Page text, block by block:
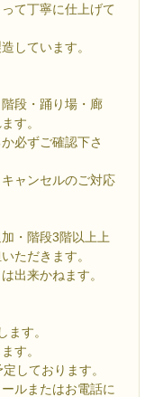
て丁寧に仕上げて
しています。
段・踊り場・廊
す。
必ずご確認下さ
ャンセルのご対応
・階段3階以上上
ただきます。
出来かねます。
ます。
す。
しております。
ルまたはお電話に